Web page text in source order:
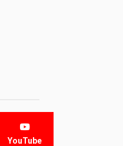
YouTube